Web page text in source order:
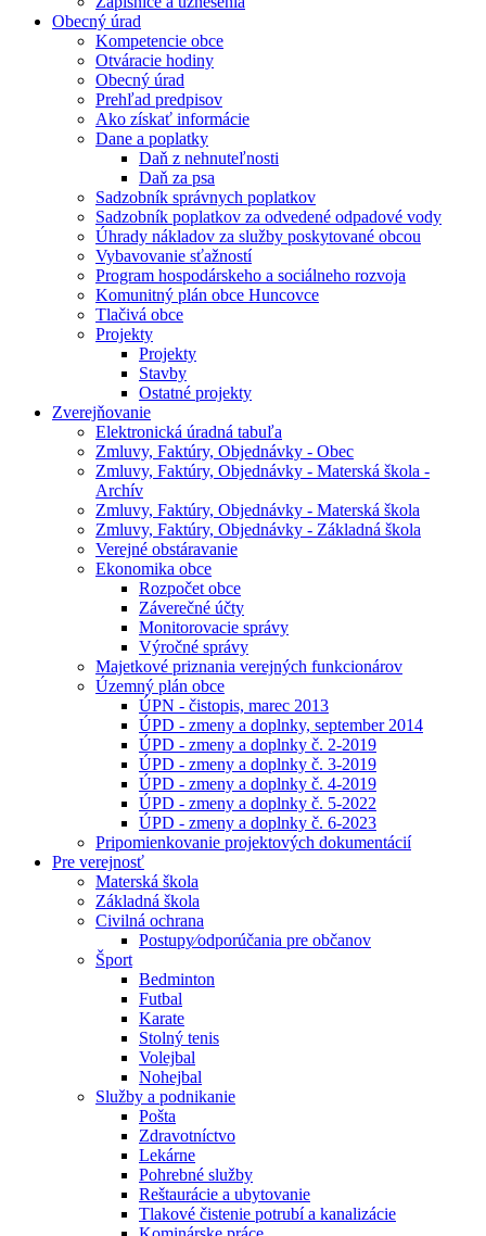
Obecný úrad
Kompetencie obce
Otváracie hodiny
Obecný úrad
Prehľad predpisov
Ako získať informácie
Dane a poplatky
Daň z nehnuteľnosti
Daň za psa
Sadzobník správnych poplatkov
Sadzobník poplatkov za odvedené odpadové vody
Úhrady nákladov za služby poskytované obcou
Vybavovanie sťažností
Program hospodárskeho a sociálneho rozvoja
Komunitný plán obce Huncovce
Tlačivá obce
Projekty
Projekty
Stavby
Ostatné projekty
Zverejňovanie
Elektronická úradná tabuľa
Zmluvy, Faktúry, Objednávky - Obec
Zmluvy, Faktúry, Objednávky - Materská škola -
Archív
Zmluvy, Faktúry, Objednávky - Materská škola
Zmluvy, Faktúry, Objednávky - Základná škola
Verejné obstáravanie
Ekonomika obce
Rozpočet obce
Záverečné účty
Monitorovacie správy
Výročné správy
Majetkové priznania verejných funkcionárov
Územný plán obce
ÚPN - čistopis, marec 2013
ÚPD - zmeny a doplnky, september 2014
ÚPD - zmeny a doplnky č. 2-2019
ÚPD - zmeny a doplnky č. 3-2019
ÚPD - zmeny a doplnky č. 4-2019
ÚPD - zmeny a doplnky č. 5-2022
ÚPD - zmeny a doplnky č. 6-2023
Pripomienkovanie projektových dokumentácií
Pre verejnosť
Materská škola
Základná škola
Civilná ochrana
Postupy⁄odporúčania pre občanov
Šport
Bedminton
Futbal
Karate
Stolný tenis
Volejbal
Nohejbal
Služby a podnikanie
Pošta
Zdravotníctvo
Lekárne
Pohrebné služby
Reštaurácie a ubytovanie
Tlakové čistenie potrubí a kanalizácie